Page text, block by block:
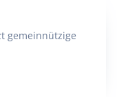
gemeinnützige